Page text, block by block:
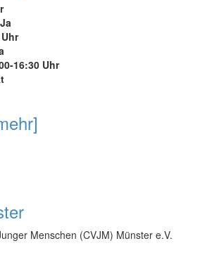
16:30 Uhr
Menschen (CVJM) Münster e.V.